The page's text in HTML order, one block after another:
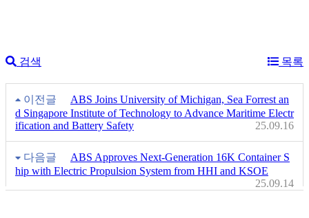
검색 목록
이전글
ABS Joins University of Michigan, Sea Forrest an
d Singapore Institute of Technology to Advance Maritime Electr
ification and Battery Safety
25.09.16
다음글
ABS Approves Next-Generation 16K Container S
hip with Electric Propulsion System from HHI and KSOE
25.09.14